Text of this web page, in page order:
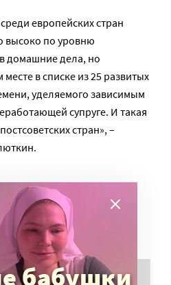
европейских стран
высоко по уровню
домашние дела, но
в списке из 25 развитых
уделяемого зависимым
супруге. И такая
стран», –